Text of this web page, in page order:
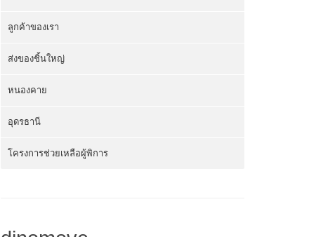
ลูกค้าของเรา
ส่งของชิ้นใหญ่
หนองคาย
อุดรธานี
โครงการช่วยเหลือผู้พิการ